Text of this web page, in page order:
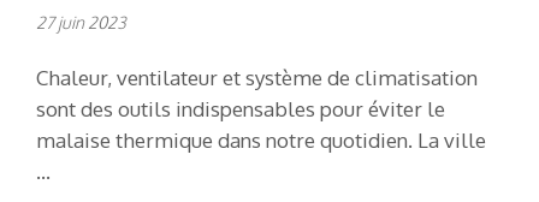
27 juin 2023
Chaleur, ventilateur et système de climatisation
sont des outils indispensables pour éviter le
malaise thermique dans notre quotidien. La ville
…